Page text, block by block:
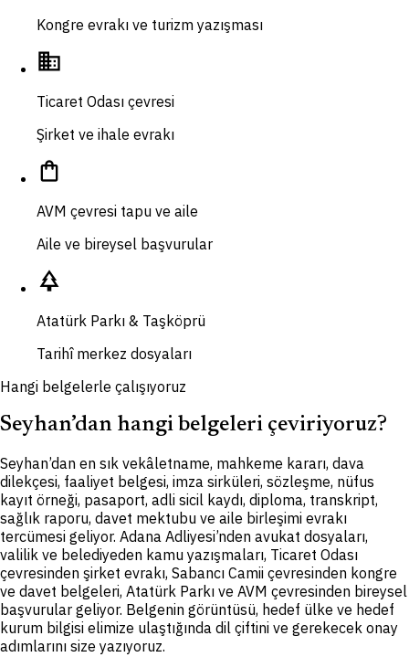
Kongre evrakı ve turizm yazışması
domain
Ticaret Odası çevresi
Şirket ve ihale evrakı
shopping_bag
AVM çevresi tapu ve aile
Aile ve bireysel başvurular
park
Atatürk Parkı & Taşköprü
Tarihî merkez dosyaları
Hangi belgelerle çalışıyoruz
Seyhan’dan hangi belgeleri çeviriyoruz?
Seyhan’dan en sık vekâletname, mahkeme kararı, dava
dilekçesi, faaliyet belgesi, imza sirküleri, sözleşme, nüfus
kayıt örneği, pasaport, adli sicil kaydı, diploma, transkript,
sağlık raporu, davet mektubu ve aile birleşimi evrakı
tercümesi geliyor. Adana Adliyesi’nden avukat dosyaları,
valilik ve belediyeden kamu yazışmaları, Ticaret Odası
çevresinden şirket evrakı, Sabancı Camii çevresinden kongre
ve davet belgeleri, Atatürk Parkı ve AVM çevresinden bireysel
başvurular geliyor. Belgenin görüntüsü, hedef ülke ve hedef
kurum bilgisi elimize ulaştığında dil çiftini ve gerekecek onay
adımlarını size yazıyoruz.